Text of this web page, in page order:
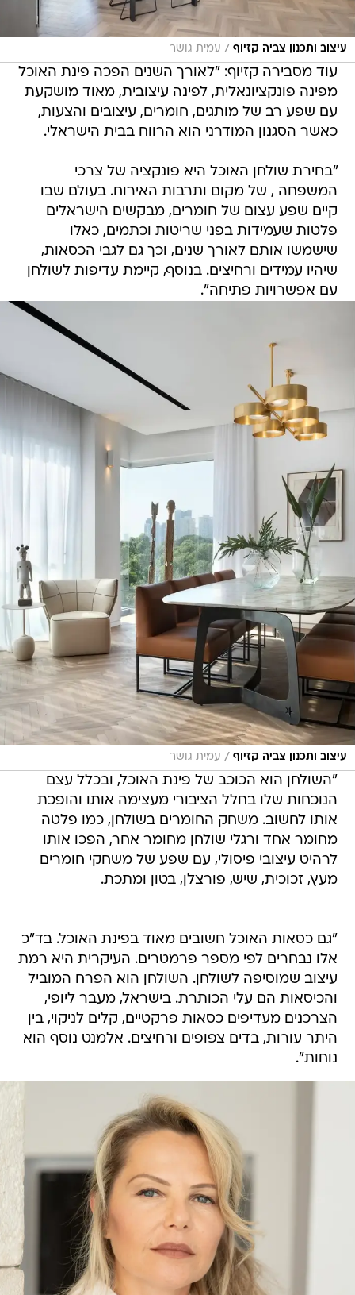
עיצוב ותכנון צביה קזיוף / עמית גושר
עוד מסבירה קזיוף: "לאורך השנים הפכה פינת האוכל
מפינה פונקציונאלית, לפינה עיצובית, מאוד מושקעת
עם שפע רב של מותגים, חומרים, עיצובים והצעות,
כאשר הסגנון המודרני הוא הרווח בבית הישראלי.
"בחירת שולחן האוכל היא פונקציה של צרכי
המשפחה , של מקום ותרבות האירוח. בעולם שבו
קיים שפע עצום של חומרים, מבקשים הישראלים
פלטות שעמידות בפני שריטות וכתמים, כאלו
שישמשו אותם לאורך שנים, וכך גם לגבי הכסאות,
שיהיו עמידים ורחיצים. בנוסף, קיימת עדיפות לשולחן
עם אפשרויות פתיחה".
עיצוב ותכנון צביה קזיוף / עמית גושר
"השולחן הוא הכוכב של פינת האוכל, ובכלל עצם
הנוכחות שלו בחלל הציבורי מעצימה אותו והופכת
אותו לחשוב. משחק החומרים בשולחן, כמו פלטה
מחומר אחד ורגלי שולחן מחומר אחר, הפכו אותו
לרהיט עיצובי פיסולי, עם שפע של משחקי חומרים
מעץ, זכוכית, שיש, פורצלן, בטון ומתכת.
"גם כסאות האוכל חשובים מאוד בפינת האוכל. בד"כ
אלו נבחרים לפי מספר פרמטרים. העיקרית היא רמת
עיצוב שמוסיפה לשולחן. השולחן הוא הפרח המוביל
והכיסאות הם עלי הכותרת. בישראל, מעבר ליופי,
הצרכנים מעדיפים כסאות פרקטיים, קלים לניקוי, בין
היתר עורות, בדים צפופים ורחיצים. אלמנט נוסף הוא
נוחות".